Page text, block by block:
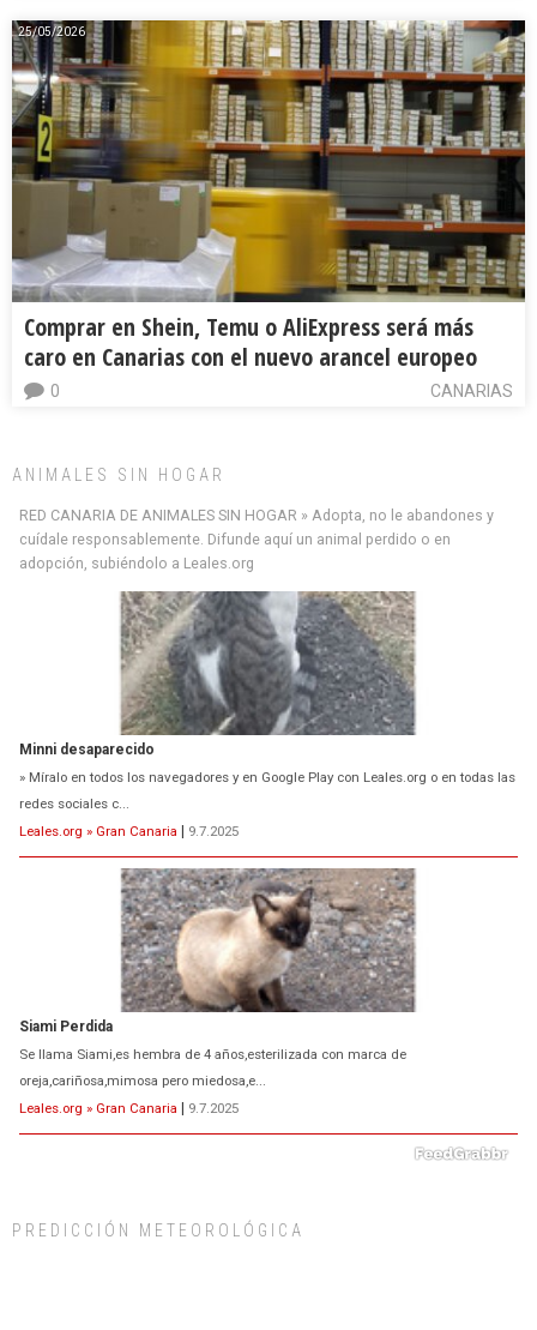
25/05/2026
Comprar en Shein, Temu o AliExpress será más
caro en Canarias con el nuevo arancel europeo
CANARIAS
0
ANIMALES SIN HOGAR
RED CANARIA DE ANIMALES SIN HOGAR » Adopta, no le abandones y
cuídale responsablemente. Difunde aquí un animal perdido o en
adopción, subiéndolo a Leales.org
Minni desaparecido
» Míralo en todos los navegadores y en Google Play con Leales.org o en todas las
redes sociales c...
Leales.org » Gran Canaria | 9.7.2025
Siami Perdida
Se llama Siami,es hembra de 4 años,esterilizada con marca de
oreja,cariñosa,mimosa pero miedosa,e...
Leales.org » Gran Canaria | 9.7.2025
PREDICCIÓN METEOROLÓGICA